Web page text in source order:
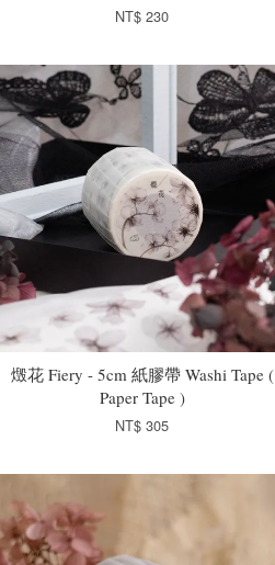
NT$ 230
燬花 Fiery - 5cm 紙膠帶 Washi Tape (
Paper Tape )
NT$ 305